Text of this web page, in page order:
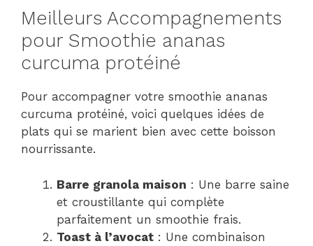
Meilleurs Accompagnements
pour Smoothie ananas
curcuma protéiné
Pour accompagner votre smoothie ananas
curcuma protéiné, voici quelques idées de
plats qui se marient bien avec cette boisson
nourrissante.
Barre granola maison : Une barre saine
et croustillante qui complète
parfaitement un smoothie frais.
Toast à l’avocat : Une combinaison